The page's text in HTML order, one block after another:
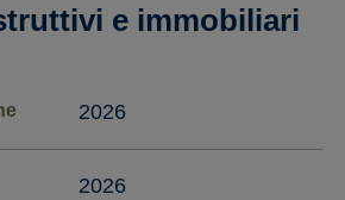
e immobiliari
2026
2026